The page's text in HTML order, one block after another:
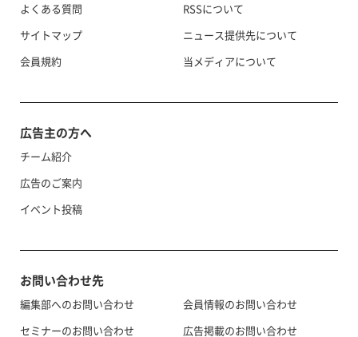
よくある質問
サイトマップ
会員規約
RSSについて
ニュース提供先について
当メディアについて
広告主の方へ
チーム紹介
広告のご案内
イベント投稿
お問い合わせ先
編集部へのお問い合わせ
セミナーのお問い合わせ
会員情報のお問い合わせ
広告掲載のお問い合わせ